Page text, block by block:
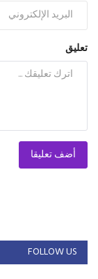
تعليق
أضف تعليقا
FOLLOW US